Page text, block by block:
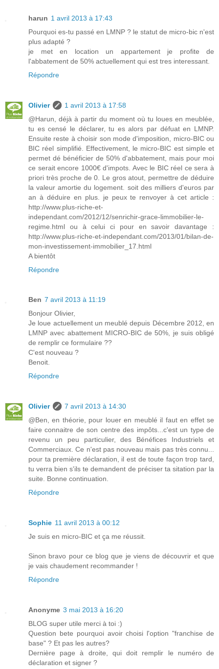
harun 1 avril 2013 à 17:43
Pourquoi es-tu passé en LMNP ? le statut de micro-bic n'est
plus adapté ?
je met en location un appartement je profite de
l'abbatement de 50% actuellement qui est tres interessant.
Répondre
Olivier
1 avril 2013 à 17:58
@Harun, déjà à partir du moment où tu loues en meublée,
tu es censé le déclarer, tu es alors par défuat en LMNP.
Ensuite reste à choisir son mode d'imposition, micro-BIC ou
BIC réel simplifié. Effectivement, le micro-BIC est simple et
permet dé bénéficier de 50% d'abbatement, mais pour moi
ce serait encore 1000€ d'impots. Avec le BIC réel ce sera à
priori très proche de 0. Le gros atout, permettre de déduire
la valeur amortie du logement. soit des milliers d'euros par
an à déduire en plus. je peux te renvoyer à cet article :
http://www.plus-riche-et-
independant.com/2012/12/senrichir-grace-limmobilier-le-
regime.html ou à celui ci pour en savoir davantage :
http://www.plus-riche-et-independant.com/2013/01/bilan-de-
mon-investissement-immobilier_17.html
A bientôt
Répondre
Ben 7 avril 2013 à 11:19
Bonjour Olivier,
Je loue actuellement un meublé depuis Décembre 2012, en
LMNP avec abattement MICRO-BIC de 50%, je suis obligé
de remplir ce formulaire ??
C'est nouveau ?
Benoit.
Répondre
Olivier
7 avril 2013 à 14:30
@Ben, en théorie, pour louer en meublé il faut en effet se
faire connaitre de son centre des impôts...c'est un type de
revenu un peu particulier, des Bénéfices Industriels et
Commerciaux. Ce n'est pas nouveau mais pas très connu...
pour ta première déclaration, il est de toute façon trop tard,
tu verra bien s'ils te demandent de préciser ta sitation par la
suite. Bonne continuation.
Répondre
Sophie 11 avril 2013 à 00:12
Je suis en micro-BIC et ça me réussit.
Sinon bravo pour ce blog que je viens de découvrir et que
je vais chaudement recommander !
Répondre
Anonyme 3 mai 2013 à 16:20
BLOG super utile merci à toi :)
Question bete pourquoi avoir choisi l'option "franchise de
base" ? Et pas les autres?
Dernière page à droite, qui doit remplir le numéro de
déclaration et signer ?